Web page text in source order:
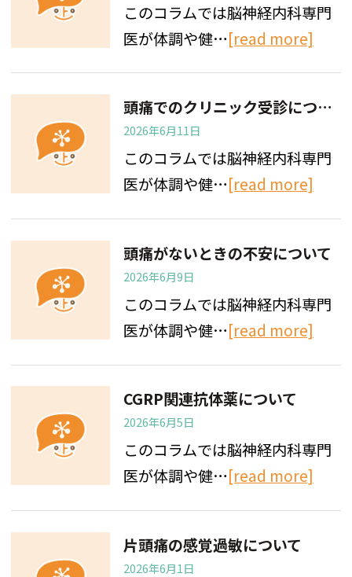
このコラムでは脳神経内科専門
医が体調や健…[read more]
頭痛でのクリニック受診について
2026年6月11日
このコラムでは脳神経内科専門
医が体調や健…[read more]
頭痛がないときの不安について
2026年6月9日
このコラムでは脳神経内科専門
医が体調や健…[read more]
CGRP関連抗体薬について
2026年6月5日
このコラムでは脳神経内科専門
医が体調や健…[read more]
片頭痛の感覚過敏について
2026年6月1日